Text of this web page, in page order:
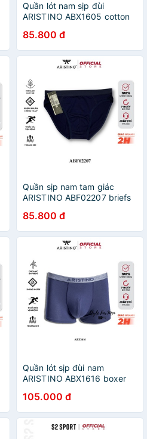
Quần lót nam sịp đùi
ARISTINO ABX1605 cotton
thoáng mát khoáng khí
kháng khuẩn
85.800 đ
Quần sịp nam tam giác
ARISTINO ABF02207 briefs
thoáng mát lành tính thân
thiện da
85.800 đ
Quần lót sịp đùi nam
ARISTINO ABX1616 boxer
mền mịn co giãn kháng
khuẩn khử mùi tốt
105.000 đ